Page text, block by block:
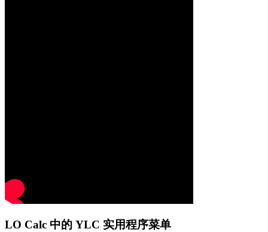
LO Calc 中的 YLC 实用程序菜单